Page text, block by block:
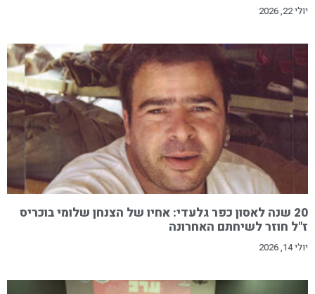
יולי 22, 2026
20 שנה לאסון כפר גלעדי: אחיו של הצנחן שלומי בוכריס
ז"ל חוזר לשיחתם האחרונה
יולי 14, 2026